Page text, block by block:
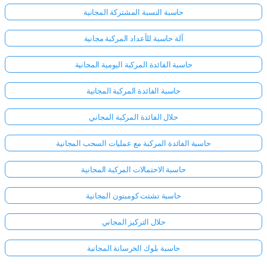
حاسبة النسبة المشتركة المجانية
آلة حاسبة للأعداد المركبة مجانية
حاسبة الفائدة المركبة اليومية المجانية
حاسبة الفائدة المركبة المجانية
حلال الفائدة المركبة المجاني
حاسبة الفائدة المركبة مع عمليات السحب المجانية
حاسبة الاحتمالات المركبة المجانية
حاسبة تشتت كومبتون المجانية
حلال التركيز المجاني
حاسبة بلوك الخرسانة المجانية